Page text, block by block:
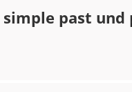
past und